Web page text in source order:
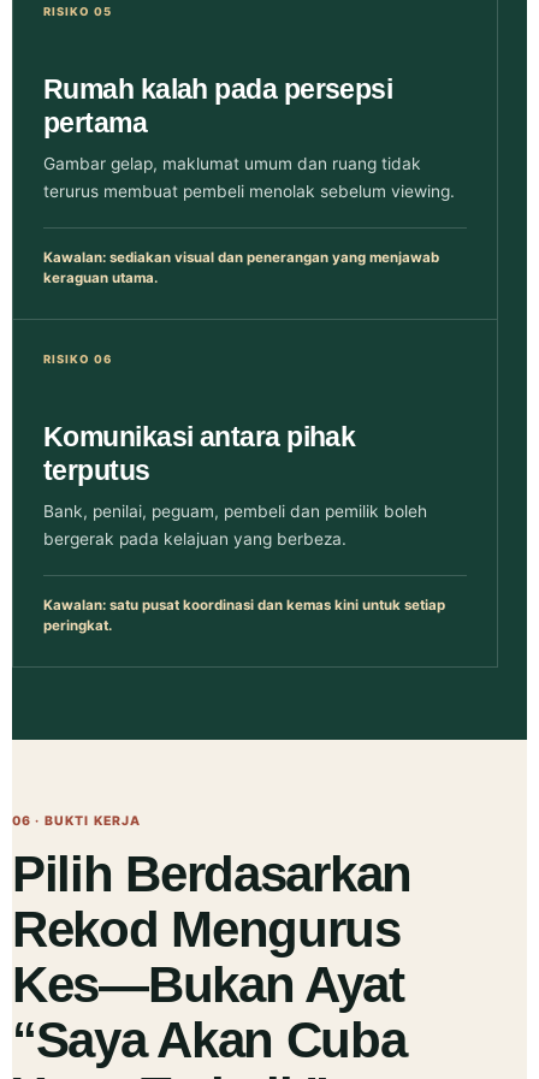
RISIKO 05
Rumah kalah pada persepsi
pertama
Gambar gelap, maklumat umum dan ruang tidak
terurus membuat pembeli menolak sebelum viewing.
Kawalan: sediakan visual dan penerangan yang menjawab
keraguan utama.
RISIKO 06
Komunikasi antara pihak
terputus
Bank, penilai, peguam, pembeli dan pemilik boleh
bergerak pada kelajuan yang berbeza.
Kawalan: satu pusat koordinasi dan kemas kini untuk setiap
peringkat.
06 · BUKTI KERJA
Pilih Berdasarkan
Rekod Mengurus
Kes—Bukan Ayat
“Saya Akan Cuba